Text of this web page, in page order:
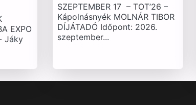
EXPO
Jáky
SZEPTEMBER 17 – TOT’26 –
Kápolnásnyék MOLNÁR TIBOR
DÍJÁTADÓ Időpont: 2026.
szeptember...